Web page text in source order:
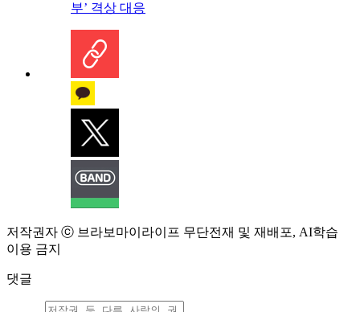
부’ 격상 대응
저작권자 ⓒ 브라보마이라이프 무단전재 및 재배포, AI학습
이용 금지
댓글